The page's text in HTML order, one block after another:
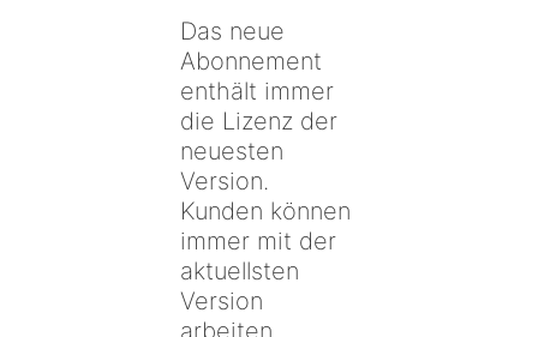
Das neue
Abonnement
enthält immer
die Lizenz der
neuesten
Version.
Kunden können
immer mit der
aktuellsten
Version
arbeiten.